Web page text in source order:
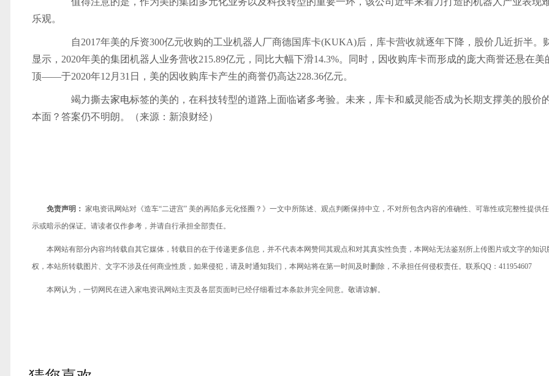
乐观。
自2017年美的斥资300亿元收购的工业机器人厂商德国库卡(KUKA)后，库卡营收就逐年下降，股价几近折半。
显示，2020年美的集团机器人业务营收215.89亿元，同比大幅下滑14.3%。同时，因收购库卡而形成的庞大商誉还悬在美
顶——于2020年12月31日，美的因收购库卡产生的商誉仍高达228.36亿元。
竭力撕去家电标签的美的，在科技转型的道路上面临诸多考验。未来，库卡和威灵能否成为长期支撑美的股价
本面？答案仍不明朗。（来源：新浪财经）
免责声明： 家电资讯网站对《造车“二进宫” 美的再陷多元化怪圈？》一文中所陈述、观点判断保持中立，不对所包含内容的准确性、可靠性或完整性提供
示或暗示的保证。请读者仅作参考，并请自行承担全部责任。
本网站有部分内容均转载自其它媒体，转载目的在于传递更多信息，并不代表本网赞同其观点和对其真实性负责，本网站无法鉴别所上传图片或文字的知识
权，本站所转载图片、文字不涉及任何商业性质，如果侵犯，请及时通知我们，本网站将在第一时间及时删除，不承担任何侵权责任。联系QQ：411954607
本网认为，一切网民在进入家电资讯网站主页及各层页面时已经仔细看过本条款并完全同意。敬请谅解。